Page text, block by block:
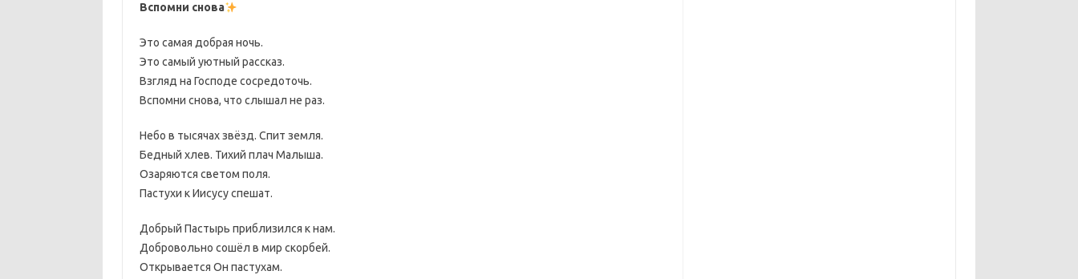
Вспомни снова
Это самая добрая ночь.
Это самый уютный рассказ.
Взгляд на Господе сосредоточь.
Вспомни снова, что слышал не раз.
Небо в тысячах звёзд. Спит земля.
Бедный хлев. Тихий плач Малыша.
Озаряются светом поля.
Пастухи к Иисусу спешат.
Добрый Пастырь приблизился к нам.
Добровольно сошёл в мир скорбей.
Открывается Он пастухам.